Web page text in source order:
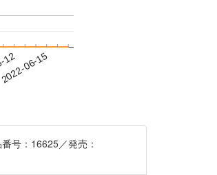
2022-06-15
号：16625／発売：